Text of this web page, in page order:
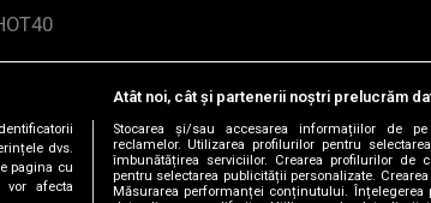
dvs.
pagina cu
vor afecta
Atât noi, cât și partenerii noștri prelucrăm
Stocarea și/sau accesarea informațiilor de
reclamelor. Utilizarea profilurilor pentru
îmbunătățirea serviciilor. Crearea profilurilor de
pentru selectarea publicității personalizate.
Măsurarea performanței conținutului.